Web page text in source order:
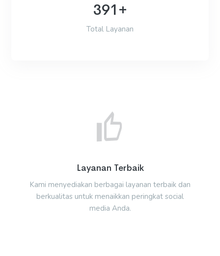
391+
Total Layanan
Layanan Terbaik
Kami menyediakan berbagai layanan terbaik dan
berkualitas untuk menaikkan peringkat social
media Anda.